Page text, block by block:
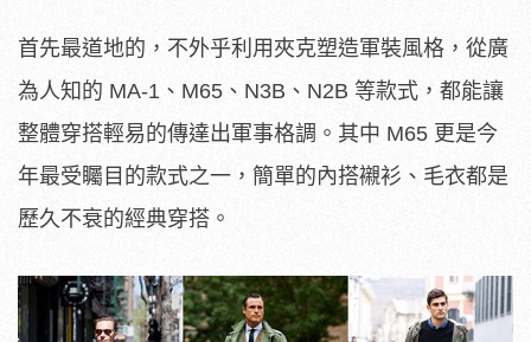
首先最道地的，不外乎利用夾克塑造軍裝風格，從廣
為人知的 MA-1、M65、N3B、N2B 等款式，都能讓
整體穿搭輕易的傳達出軍事格調。其中 M65 更是今
年最受矚目的款式之一，簡單的內搭襯衫、毛衣都是
歷久不衰的經典穿搭。